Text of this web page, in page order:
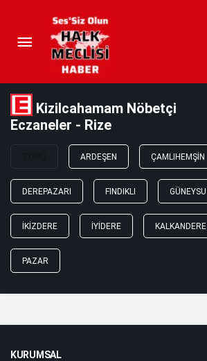
Kizilcahamam Nöbetçi
Eczaneler - Rize
ARDEŞEN ÇAMLIHEMŞIN
DEREPAZARI FINDIKLI GÜNEYSU
İKIZDERE İYIDERE KALKANDERE
PAZAR
KURUMSAL